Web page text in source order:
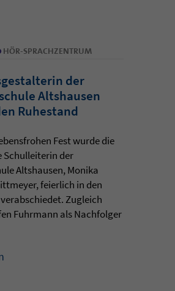
HÖR-SPRACHZENTRUM
der
Altshausen
Ruhestand
Fest wurde die
Schulleiterin der
Altshausen, Monika
feierlich in den
Zugleich
Fuhrmann als Nachfolger